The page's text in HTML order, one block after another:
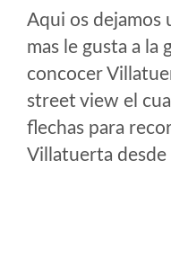
Aqui os dejamos
mas le gusta a la
concocer
street view el
flechas para
Villatuerta desde